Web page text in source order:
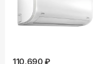
110,690 ₽